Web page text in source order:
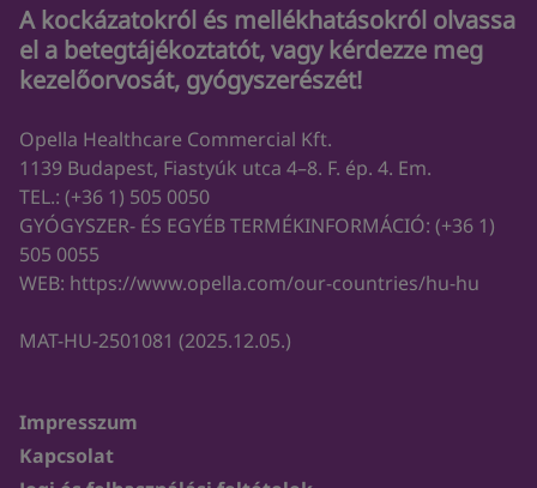
A kockázatokról és mellékhatásokról olvassa
el a betegtájékoztatót, vagy kérdezze meg
kezelőorvosát, gyógyszerészét!
Opella Healthcare Commercial Kft.
1139 Budapest, Fiastyúk utca 4–8. F. ép. 4. Em.
TEL.: (+36 1) 505 0050
GYÓGYSZER- ÉS EGYÉB TERMÉKINFORMÁCIÓ: (+36 1)
505 0055
WEB: https://www.opella.com/our-countries/hu-hu
MAT-HU-2501081 (2025.12.05.)
Impresszum
Kapcsolat